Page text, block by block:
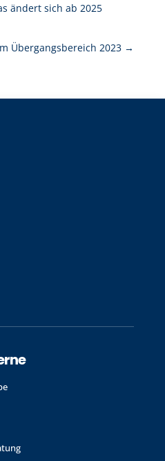
ändert sich ab 2025
Übergangsbereich 2023 →